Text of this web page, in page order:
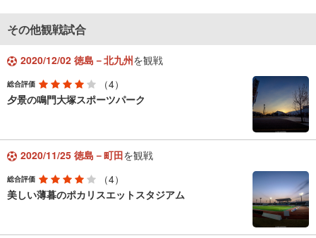
その他観戦試合
2020/12/02 徳島－北九州を観戦
総合評価
（4）
夕景の鳴門大塚スポーツパーク
2020/11/25 徳島－町田を観戦
総合評価
（4）
美しい薄暮のポカリスエットスタジアム